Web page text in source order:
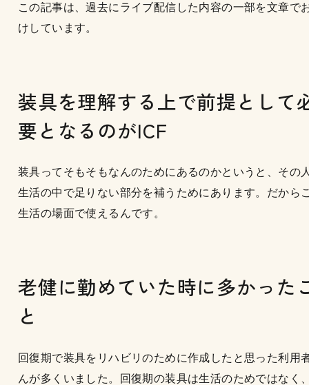
この記事は、過去にライブ配信した内容の一部を文章で
けしています。
装具を理解する上で前提として
要となるのがICF
装具ってそもそもなんのためにあるのかというと、その
生活の中で足りない部分を補うためにあります。だから
生活の場面で使えるんです。
老健に勤めていた時に多かった
と
回復期で装具をリハビリのために作成したと思った利用
んが多くいました。回復期の装具は生活のためではなく